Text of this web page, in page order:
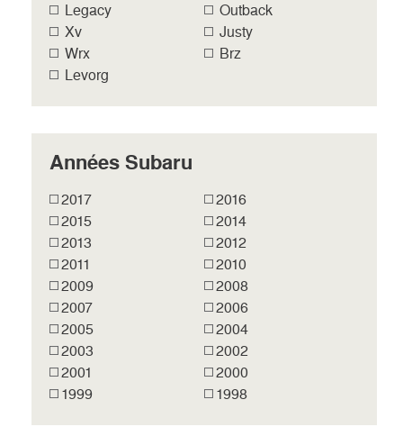
Legacy
Outback
Xv
Justy
Wrx
Brz
Levorg
Années Subaru
2017
2016
2015
2014
2013
2012
2011
2010
2009
2008
2007
2006
2005
2004
2003
2002
2001
2000
1999
1998